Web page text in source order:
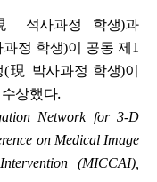
석사과정 학생)과
과정 학생)이 공동 제 1
(現 박사과정 학생)이
상했다.
Network for 3-D
on Medical Image
(MICCAI),